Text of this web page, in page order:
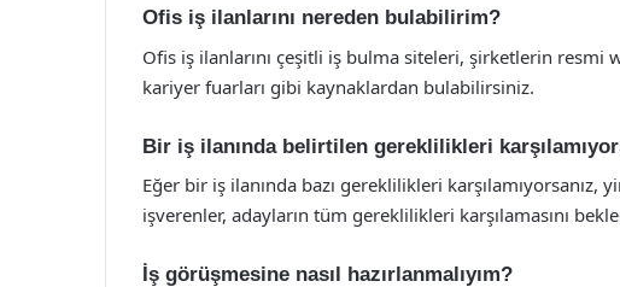
Ofis iş ilanlarını nereden bulabilirim?
Ofis iş ilanlarını çeşitli iş bulma siteleri, şirketlerin resmi
kariyer fuarları gibi kaynaklardan bulabilirsiniz.
Bir iş ilanında belirtilen gereklilikleri
Eğer bir iş ilanında bazı gereklilikleri karşılamıyorsanız,
işverenler, adayların tüm gereklilikleri karşılamasını
İş görüşmesine nasıl hazırlanmalıyım?